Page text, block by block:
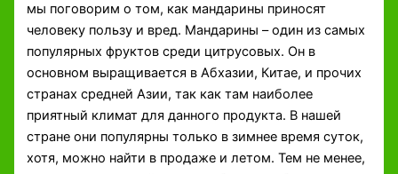
мы поговорим о том, как мандарины приносят
человеку пользу и вред. Мандарины – один из самых
популярных фруктов среди цитрусовых. Он в
основном выращивается в Абхазии, Китае, и прочих
странах средней Азии, так как там наиболее
приятный климат для данного продукта. В нашей
стране они популярны только в зимнее время суток,
хотя, можно найти в продаже и летом. Тем не менее,